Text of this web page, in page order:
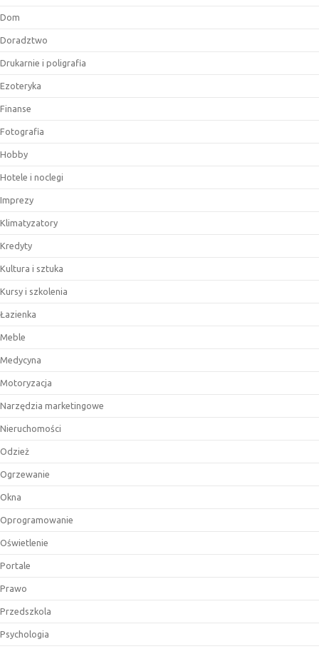
Dom
Doradztwo
Drukarnie i poligrafia
Ezoteryka
Finanse
Fotografia
Hobby
Hotele i noclegi
Imprezy
Klimatyzatory
Kredyty
Kultura i sztuka
Kursy i szkolenia
Łazienka
Meble
Medycyna
Motoryzacja
Narzędzia marketingowe
Nieruchomości
Odzież
Ogrzewanie
Okna
Oprogramowanie
Oświetlenie
Portale
Prawo
Przedszkola
Psychologia